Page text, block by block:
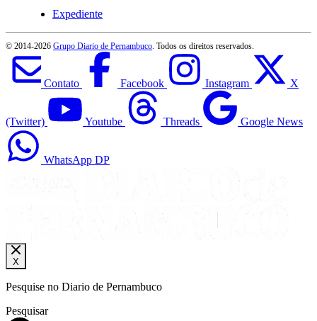
Expediente
© 2014-2026 Grupo Diario de Pernambuco . Todos os direitos reservados.
Contato Facebook Instagram X
(Twitter) Youtube Threads Google News
WhatsApp DP
X
Pesquise no Diario de Pernambuco
Pesquisar